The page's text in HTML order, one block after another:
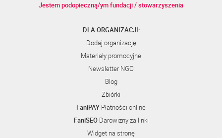
Jestem podopieczną/ym fundacji / stowarzyszenia
DLA ORGANIZACJI:
Dodaj organizację
Materiały promocyjne
Newsletter NGO
Blog
Zbiórki
FaniPAY Płatności online
FaniSEODarowizny za linki
Widget na stronę